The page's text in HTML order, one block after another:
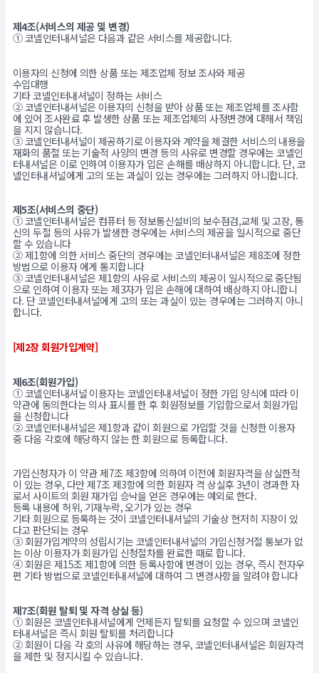
제4조(서비스의 제공 및 변경)
① 코넬인터내셔널은 다음과 같은 서비스를 제공합니다.
이용자의 신청에 의한 상품 또는 제조업체 정보 조사와 제공
수입대행
기타 코넬인터내셔널이 정하는 서비스
② 코넬인터내셔널은 이용자의 신청을 받아 상품 또는 제조업체를 조사함
에 있어 조사완료 후 발생한 상품 또는 제조업체의 사정변경에 대해서 책임
을 지지 않습니다.
③ 코넬인터내셔널이 제공하기로 이용자와 계약을 체결한 서비스의 내용을
재화의 품절 또는 기술적 사양의 변경 등의 사유로 변경할 경우에는 코넬인
터내셔널은 이로 인하여 이용자가 입은 손해를 배상하지 아니합니다. 단, 코
넬인터내셔널에게 고의 또는 과실이 있는 경우에는 그러하지 아니합니다.
제5조(서비스의 중단)
① 코넬인터내셔널은 컴퓨터 등 정보통신설비의 보수점검,교체 및 고장, 통
신의 두절 등의 사유가 발생한 경우에는 서비스의 제공을 일시적으로 중단
할 수 있습니다
② 제1항에 의한 서비스 중단의 경우에는 코넬인터내셔널은 제8조에 정한
방법으로 이용자 에게 통지합니다
③ 코넬인터내셔널은 제1항의 사유로 서비스의 제공이 일시적으로 중단됨
으로 인하여 이용자 또는 제3자가 입은 손해에 대하여 배상하지 아니합니
다. 단 코넬인터내셔널에게 고의 또는 과실이 있는 경우에는 그러하지 아니
합니다.
[제2장 회원가입계약]
제6조(회원가입)
① 코넬인터내셔널 이용자는 코넬인터내셔널이 정한 가입 양식에 따라 이
약관에 동의한다는 의사 표시를 한 후 회원정보를 기입함으로서 회원가입
을 신청합니다
② 코넬인터내셔널은 제1항과 같이 회원으로 가입할 것을 신청한 이용자
중 다음 각호에 해당하지 않는 한 회원으로 등록합니다.
가입신청자가 이 약관 제7조 제3항에 의하여 이전에 회원자격을 상실한적
이 있는 경우, 다만 제7조 제3항에 의한 회원자 격 상실후 3년이 경과한 자
로서 사이트의 회원 재가입 승낙을 얻은 경우에는 예외로 한다.
등록 내용에 허위, 기재누락, 오기가 있는 경우
기타 회원으로 등록하는 것이 코넬인터내셔널의 기술상 현저히 지장이 있
다고 판단되는 경우
③ 회원가입계약의 성립시기는 코넬인터내셔널의 가입신청거절 통보가 없
는 이상 이용자가 회원가입 신청절차를 완료한 때로 합니다.
④ 회원은 제15조 제1항에 의한 등록사항에 변경이 있는 경우, 즉시 전자우
편 기타 방법으로 코넬인터내셔널에 대하여 그 변경사항을 알려야 합니다
제7조(회원 탈퇴 및 자격 상실 등)
① 회원은 코넬인터내셔널에게 언제든지 탈퇴를 요청할 수 있으며 코넬인
터내셔널은 즉시 회원 탈퇴를 처리합니다
② 회원이 다음 각 호의 사유에 해당하는 경우, 코넬인터내셔널은 회원자격
을 제한 및 정지시킬 수 있습니다.